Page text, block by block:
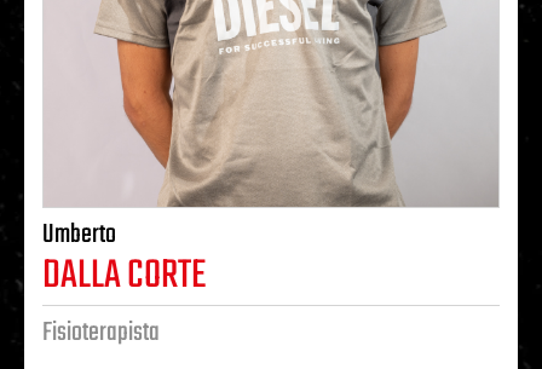
Umberto
DALLA CORTE
Fisioterapista